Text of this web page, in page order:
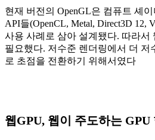
현재 버전의 OpenGL은 컴퓨트 셰
API들(OpenCL, Metal, Direct3D 12,
사용 사례로 삼아 설계됐다. 따라서
필요했다. 저수준 렌더링에서 더 저
로 초점을 전환하기 위해서였다
웹GPU, 웹이 주도하는 GPU